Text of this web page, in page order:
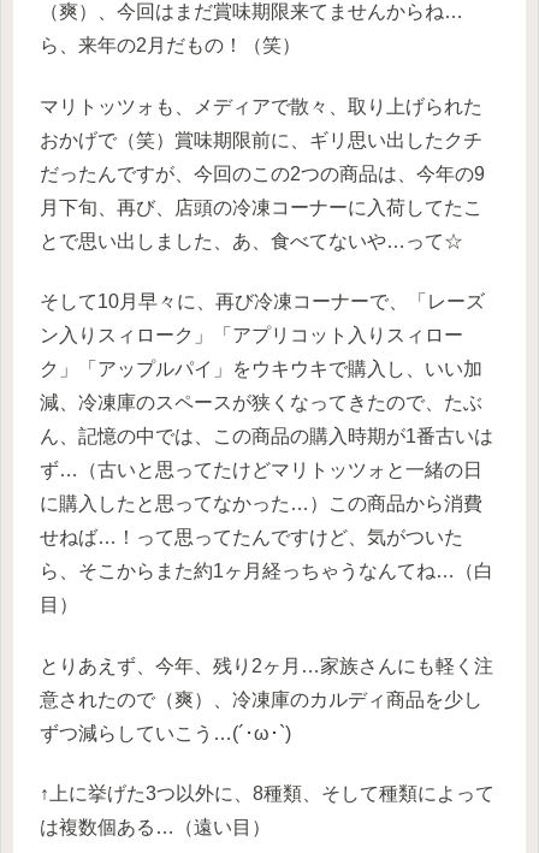
（爽）、今回はまだ賞味期限来てませんからね…
ら、来年の2月だもの！（笑）
マリトッツォも、メディアで散々、取り上げられた
おかげで（笑）賞味期限前に、ギリ思い出したクチ
だったんですが、今回のこの2つの商品は、今年の9
月下旬、再び、店頭の冷凍コーナーに入荷してたこ
とで思い出しました、あ、食べてないや…って☆
そして10月早々に、再び冷凍コーナーで、「レーズ
ン入りスィローク」「アプリコット入りスィロー
ク」「アップルパイ」をウキウキで購入し、いい加
減、冷凍庫のスペースが狭くなってきたので、たぶ
ん、記憶の中では、この商品の購入時期が1番古いは
ず…（古いと思ってたけどマリトッツォと一緒の日
に購入したと思ってなかった…）この商品から消費
せねば…！って思ってたんですけど、気がついた
ら、そこからまた約1ヶ月経っちゃうなんてね…（白
目）
とりあえず、今年、残り2ヶ月…家族さんにも軽く注
意されたので（爽）、冷凍庫のカルディ商品を少し
ずつ減らしていこう…(´･ω･`)
↑上に挙げた3つ以外に、8種類、そして種類によって
は複数個ある…（遠い目）